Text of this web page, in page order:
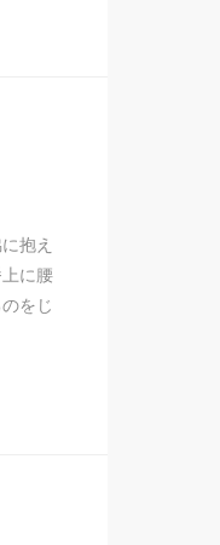
抱え
に腰
をじ